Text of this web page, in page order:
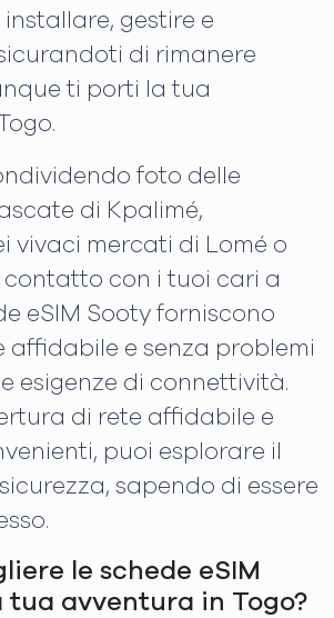
gestire e
di rimanere
ti porti la tua
foto delle
di Kpalimé,
vivaci mercati di Lomé o
contatto con i tuoi cari a
eSIM Sooty forniscono
affidabile e senza problemi
esigenze di connettività.
di rete affidabile e
puoi esplorare il
sapendo di essere
le schede eSIM
tua avventura in Togo?